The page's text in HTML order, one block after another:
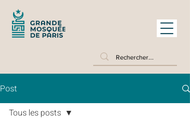
Post
Tous les posts